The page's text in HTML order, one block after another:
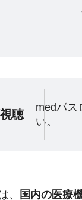
聴
medパス
い。
、 国内の医療